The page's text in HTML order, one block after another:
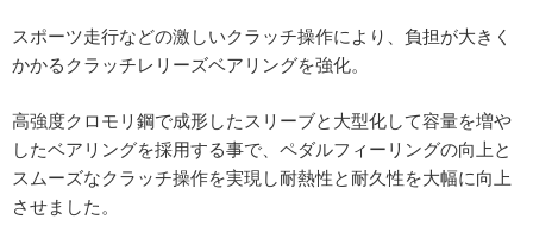
スポーツ走行などの激しいクラッチ操作により、負担が大きく
かかるクラッチレリーズベアリングを強化。
高強度クロモリ鋼で成形したスリーブと大型化して容量を増や
したベアリングを採用する事で、ペダルフィーリングの向上と
スムーズなクラッチ操作を実現し耐熱性と耐久性を大幅に向上
させました。